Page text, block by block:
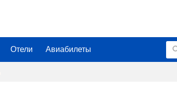
Отели Авиабилеты